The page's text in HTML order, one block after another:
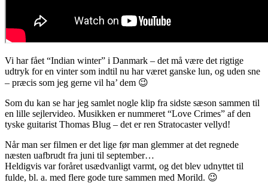
Vi har fået “Indian winter” i Danmark – det må være det rigtige
udtryk for en vinter som indtil nu har været ganske lun, og uden sne
– præcis som jeg gerne vil ha’ dem 😉
Som du kan se har jeg samlet nogle klip fra sidste sæson sammen til
en lille sejlervideo. Musikken er nummeret “Love Crimes” af den
tyske guitarist Thomas Blug – det er ren Stratocaster vellyd!
Når man ser filmen er det lige før man glemmer at det regnede
næsten uafbrudt fra juni til september…
Heldigvis var foråret usædvanligt varmt, og det blev udnyttet til
fulde, bl. a. med flere gode ture sammen med Morild. 😉